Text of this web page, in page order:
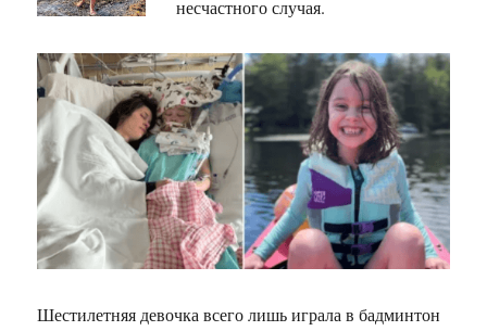
несчастного случая.
Шестилетняя девочка всего лишь играла в бадминтон